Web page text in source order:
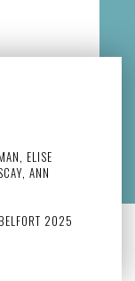
ELISE
ANN
2025